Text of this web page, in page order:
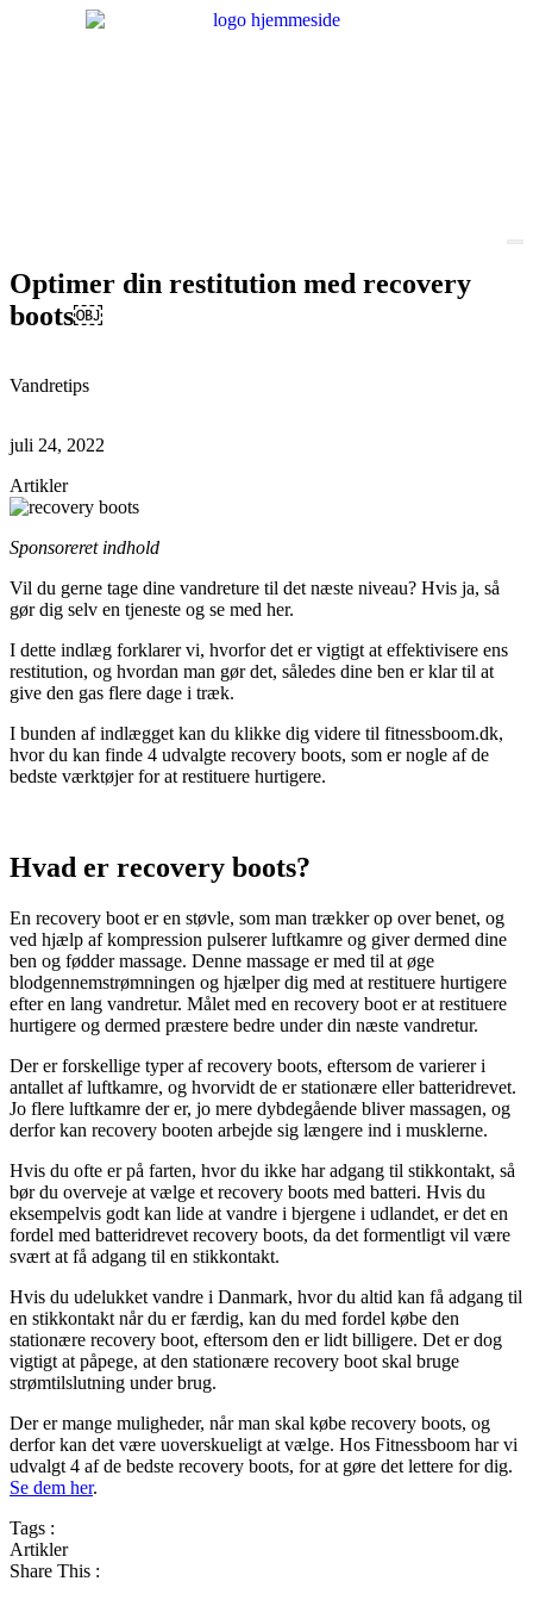
Optimer din restitution med recovery
boots￼
Vandretips
juli 24, 2022
Artikler
Sponsoreret indhold
Vil du gerne tage dine vandreture til det næste niveau? Hvis ja, så
gør dig selv en tjeneste og se med her.
I dette indlæg forklarer vi, hvorfor det er vigtigt at effektivisere ens
restitution, og hvordan man gør det, således dine ben er klar til at
give den gas flere dage i træk.
I bunden af indlægget kan du klikke dig videre til fitnessboom.dk,
hvor du kan finde 4 udvalgte recovery boots, som er nogle af de
bedste værktøjer for at restituere hurtigere.
Hvad er recovery boots?
En recovery boot er en støvle, som man trækker op over benet, og
ved hjælp af kompression pulserer luftkamre og giver dermed dine
ben og fødder massage. Denne massage er med til at øge
blodgennemstrømningen og hjælper dig med at restituere hurtigere
efter en lang vandretur. Målet med en recovery boot er at restituere
hurtigere og dermed præstere bedre under din næste vandretur.
Der er forskellige typer af recovery boots, eftersom de varierer i
antallet af luftkamre, og hvorvidt de er stationære eller batteridrevet.
Jo flere luftkamre der er, jo mere dybdegående bliver massagen, og
derfor kan recovery booten arbejde sig længere ind i musklerne.
Hvis du ofte er på farten, hvor du ikke har adgang til stikkontakt, så
bør du overveje at vælge et recovery boots med batteri. Hvis du
eksempelvis godt kan lide at vandre i bjergene i udlandet, er det en
fordel med batteridrevet recovery boots, da det formentligt vil være
svært at få adgang til en stikkontakt.
Hvis du udelukket vandre i Danmark, hvor du altid kan få adgang til
en stikkontakt når du er færdig, kan du med fordel købe den
stationære recovery boot, eftersom den er lidt billigere. Det er dog
vigtigt at påpege, at den stationære recovery boot skal bruge
strømtilslutning under brug.
Der er mange muligheder, når man skal købe recovery boots, og
derfor kan det være uoverskueligt at vælge. Hos Fitnessboom har vi
udvalgt 4 af de bedste recovery boots, for at gøre det lettere for dig.
Se dem her.
Tags :
Artikler
Share This :